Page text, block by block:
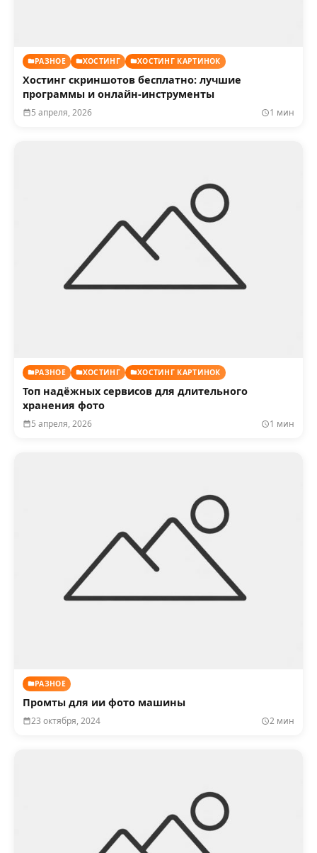
РАЗНОЕ ХОСТИНГ ХОСТИНГ КАРТИНОК
Хостинг скриншотов бесплатно: лучшие
программы и онлайн-инструменты
5 апреля, 2026 1 мин
РАЗНОЕ ХОСТИНГ ХОСТИНГ КАРТИНОК
Топ надёжных сервисов для длительного
хранения фото
5 апреля, 2026 1 мин
РАЗНОЕ
Промты для ии фото машины
23 октября, 2024 2 мин